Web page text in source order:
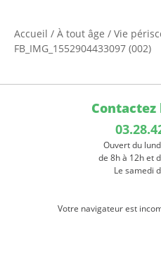
Accueil / À tout âge / Vie
FB_IMG_1552904433097 (002)
Ouvert du
de 8h à 12h et
Le samedi
Votre navigateur est